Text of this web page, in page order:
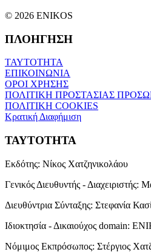
© 2026 ENIKOS
ΠΛΟΗΓΗΣΗ
ΤΑΥΤΟΤΗΤΑ
ΕΠΙΚΟΙΝΩΝΙΑ
ΟΡΟΙ ΧΡΗΣΗΣ
ΠΟΛΙΤΙΚΗ ΠΡΟΣΤΑΣΙΑΣ
ΠΟΛΙΤΙΚΗ COOKIES
Κρατική Διαφήμιση
ΤΑΥΤΟΤΗΤΑ
Εκδότης: Νίκος Χατζηνικολάου
Γενικός Διευθυντής - Διαχειριστής:
Διευθύντρια Σύνταξης: Στεφανία
Ιδιοκτησία - Δικαιούχος domain:
Νόμιμος Εκπρόσωπος: Στέργιος